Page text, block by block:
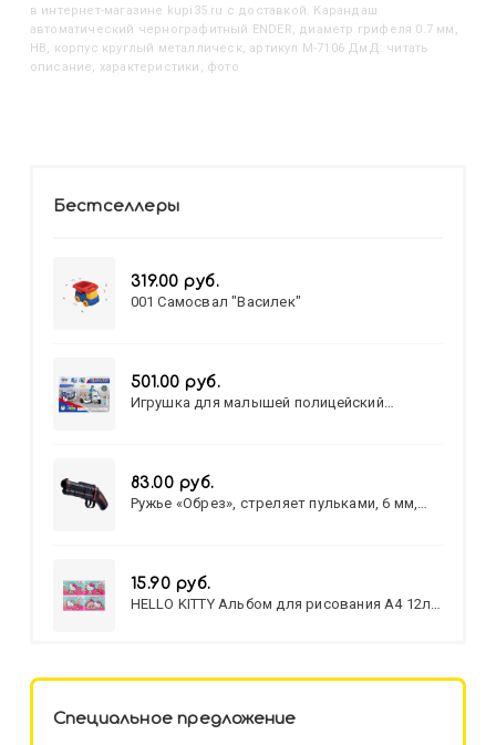
в интернет-магазине kupi35.ru с доставкой. Карандаш
автоматический чернографитный ENDER, диаметр грифеля 0.7 мм,
НВ, корпус круглый металлическ, артикул M-7106 ДмД: читать
описание, характеристики, фото
Бестселлеры
319.00 руб.
001 Самосвал "Василек"
501.00 руб.
Игрушка для малышей полицейский
83.00 руб.
Ружье «Обрез», стреляет пульками, 6 мм,
15.90 руб.
HELLO KITTY Альбом для рисования А4 12л.
Специальное предложение